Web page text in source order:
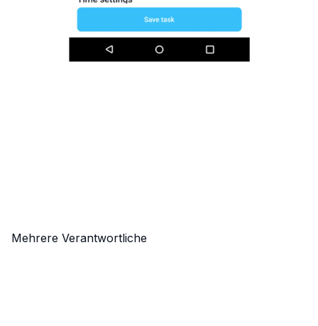
Mehrere Verantwortliche